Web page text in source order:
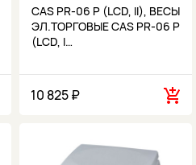
CAS PR-06 P (LCD, II), ВЕСЫ
ЭЛ.ТОРГОВЫЕ CAS PR-06 P
(LCD, I…
10 825 ₽